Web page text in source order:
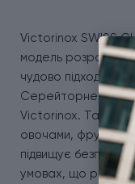
Victorinox SWISS
модель розроблена
чудово підходить
Серейторне лезо
Victorinox. Така
овочами, фруктами
підвищує безпеку.
умовах, що робить